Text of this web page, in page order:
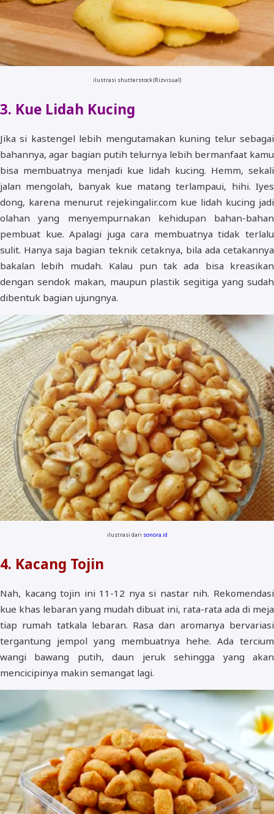
ilustrasi shutterstock (Rizvisual)
3. Kue Lidah Kucing
Jika si kastengel lebih mengutamakan kuning telur sebagai
bahannya, agar bagian putih telurnya lebih bermanfaat kamu
bisa membuatnya menjadi kue lidah kucing. Hemm, sekali
jalan mengolah, banyak kue matang terlampaui, hihi. Iyes
dong, karena menurut rejekingalir.com kue lidah kucing jadi
olahan yang menyempurnakan kehidupan bahan-bahan
pembuat kue. Apalagi juga cara membuatnya tidak terlalu
sulit. Hanya saja bagian teknik cetaknya, bila ada cetakannya
bakalan lebih mudah. Kalau pun tak ada bisa kreasikan
dengan sendok makan, maupun plastik segitiga yang sudah
dibentuk bagian ujungnya.
ilustrasi dari sonora.id
4. Kacang Tojin
Nah, kacang tojin ini 11-12 nya si nastar nih. Rekomendasi
kue khas lebaran yang mudah dibuat ini, rata-rata ada di meja
tiap rumah tatkala lebaran. Rasa dan aromanya bervariasi
tergantung jempol yang membuatnya hehe. Ada tercium
wangi bawang putih, daun jeruk sehingga yang akan
mencicipinya makin semangat lagi.